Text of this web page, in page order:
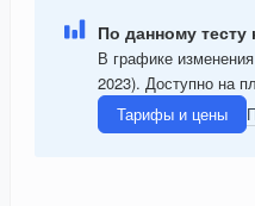
По данному тесту
В графике
2023). Доступно на
Тарифы и цены